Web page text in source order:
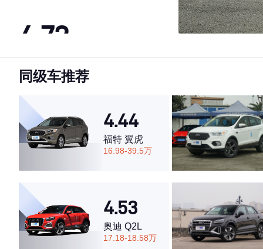
4.72
·外观表现较为优秀，优于77%同级车
·空间表现较为优秀，优于78%同级车
同级车推荐
4.44
福特 翼虎
16.98-39.5万
4.53
奥迪 Q2L
17.18-18.58万